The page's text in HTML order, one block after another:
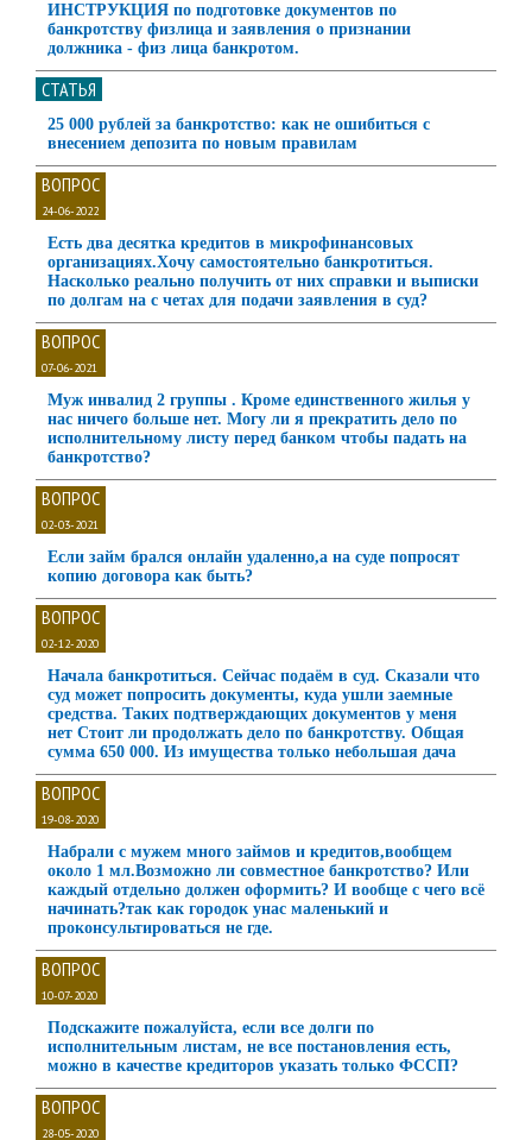
ИНСТРУКЦИЯ по подготовке документов по
банкротству физлица и заявления о признании
должника - физ лица банкротом.
СТАТЬЯ
25 000 рублей за банкротство: как не ошибиться с
внесением депозита по новым правилам
ВОПРОС
24-06-2022
Есть два десятка кредитов в микрофинансовых
организациях.Хочу самостоятельно банкротиться.
Насколько реально получить от них справки и выписки
по долгам на с четах для подачи заявления в суд?
ВОПРОС
07-06-2021
Муж инвалид 2 группы . Кроме единственного жилья у
нас ничего больше нет. Могу ли я прекратить дело по
исполнительному листу перед банком чтобы падать на
банкротство?
ВОПРОС
02-03-2021
Если займ брался онлайн удаленно,а на суде попросят
копию договора как быть?
ВОПРОС
02-12-2020
Начала банкротиться. Сейчас подаём в суд. Сказали что
суд может попросить документы, куда ушли заемные
средства. Таких подтверждающих документов у меня
нет Стоит ли продолжать дело по банкротству. Общая
сумма 650 000. Из имущества только небольшая дача
ВОПРОС
19-08-2020
Набрали с мужем много займов и кредитов,вообщем
около 1 мл.Возможно ли совместное банкротство? Или
каждый отдельно должен оформить? И вообще с чего всё
начинать?так как городок унас маленький и
проконсультироваться не где.
ВОПРОС
10-07-2020
Подскажите пожалуйста, если все долги по
исполнительным листам, не все постановления есть,
можно в качестве кредиторов указать только ФССП?
ВОПРОС
28-05-2020